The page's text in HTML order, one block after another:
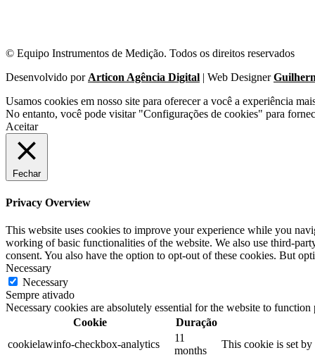
© Equipo Instrumentos de Medição. Todos os direitos reservados
Desenvolvido por Articon Agência Digital | Web Designer
Usamos cookies em nosso site para oferecer a você a experiência
No entanto, você pode visitar "Configurações de cookies" para
Aceitar
Fechar
Privacy Overview
This website uses cookies to improve your experience while you
working of basic functionalities of the website. We also use third-
consent. You also have the option to opt-out of these cookies. But
Necessary
Necessary
Sempre ativado
Necessary cookies are absolutely essential for the website to
Cookie
Duração
cookielawinfo-checkbox-analytics
11
months
This cookie is set